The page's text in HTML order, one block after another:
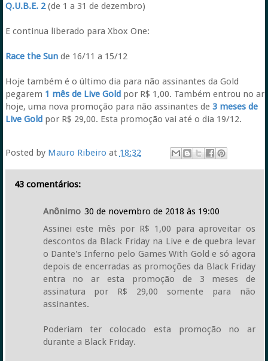
Q.U.B.E. 2(de 1 a 31 de dezembro)
E continua liberado para Xbox One:
Race the Sunde 16/11 a 15/12
Hoje também é o último dia para não assinantes da Gold
pegarem 1 mês de Live Goldpor R$ 1,00. Também entrou no ar
hoje, uma nova promoção para não assinantes de 3 meses de
Live Goldpor R$ 29,00. Esta promoção vai até o dia 19/12.
Posted by Mauro Ribeiro at 18:32
43 comentários:
Anônimo 30 de novembro de 2018 às 19:00
Assinei este mês por R$ 1,00 para aproveitar os
descontos da Black Friday na Live e de quebra levar
o Dante's Inferno pelo Games With Gold e só agora
depois de encerradas as promoções da Black Friday
entra no ar esta promoção de 3 meses de
assinatura por R$ 29,00 somente para não
assinantes.
Poderiam ter colocado esta promoção no ar
durante a Black Friday.